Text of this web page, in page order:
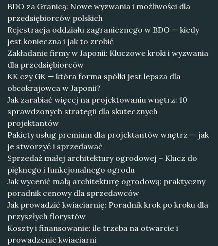
BDO za Granicą: Nowe wyzwania i możliwości dla
przedsiębiorców polskich
Rejestracja oddziału zagranicznego w BDO — kiedy
jest konieczna i jak to zrobić
Zakładanie firmy w Japonii: Kluczowe kroki i wyzwania
dla przedsiębiorców
KK czy GK — która forma spółki jest lepsza dla
obcokrajowca w Japonii?
Jak zarabiać więcej na projektowaniu wnętrz: 10
sprawdzonych strategii dla skutecznych
projektantów
Pakiety usług premium dla projektantów wnętrz — jak
je stworzyć i sprzedawać
Sprzedaż małej architektury ogrodowej – Klucz do
pięknego i funkcjonalnego ogrodu
Jak wycenić małą architekturę ogrodową: praktyczny
poradnik cenowy dla sprzedawców
Jak prowadzić kwiaciarnię: Poradnik krok po kroku dla
przyszłych florystów
Koszty i finansowanie: ile trzeba na otwarcie i
prowadzenie kwiaciarni